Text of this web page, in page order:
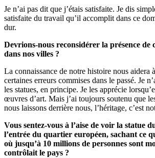
Je n’ai pas dit que j’étais satisfaite. Je dis
satisfaite du travail qu’il accomplit dans ce
dur.
Devrions-nous reconsidérer la présence de
dans nos villes ?
La connaissance de notre histoire nous aidera
certaines erreurs commises dans le passé. Je
les statues, en principe. Je les apprécie
œuvres d’art. Mais j’ai toujours soutenu que
nous laissons derrière nous, l’héritage, c’est
Vous sentez-vous à l’aise de voir la statue
l’entrée du quartier européen, sachant ce
où jusqu’à 10 millions de personnes sont
contrôlait le pays ?